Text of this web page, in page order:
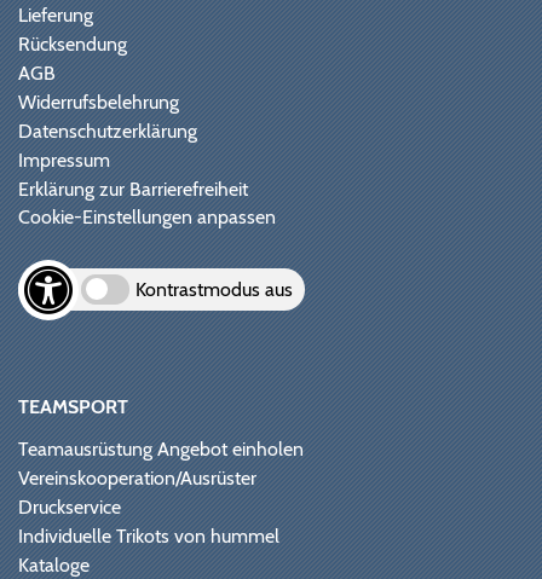
Lieferung
Rücksendung
AGB
Widerrufsbelehrung
Datenschutzerklärung
Impressum
Erklärung zur Barrierefreiheit
Cookie-Einstellungen anpassen
Kontrastmodus aus
TEAMSPORT
Teamausrüstung Angebot einholen
Vereinskooperation/Ausrüster
Druckservice
Individuelle Trikots von hummel
Kataloge